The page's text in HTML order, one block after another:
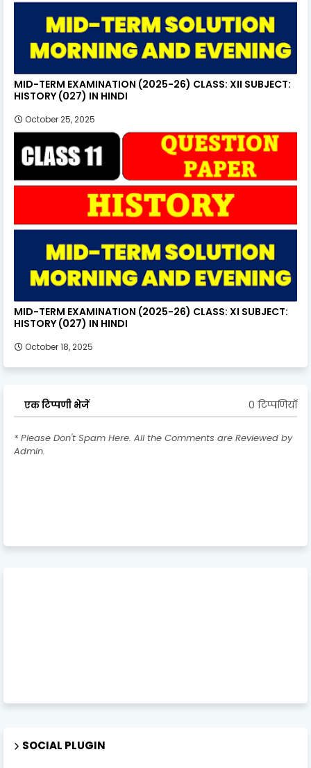
MID-TERM EXAMINATION (2025-26) CLASS: XII SUBJECT:
HISTORY (027) IN HINDI
October 25, 2025
MID-TERM EXAMINATION (2025-26) CLASS: XI SUBJECT:
HISTORY (027) IN HINDI
October 18, 2025
एक टिप्पणी भेजें 0 टिप्पणियाँ
* Please Don't Spam Here. All the Comments are Reviewed by
Admin.
SOCIAL PLUGIN